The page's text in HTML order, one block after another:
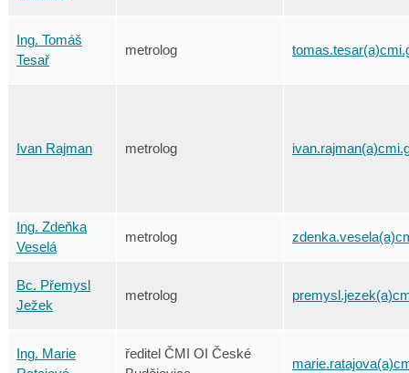
Ing. Tomáš
Tesař
metrolog
Ivan Rajman metrolog
Ing. Zdeňka
Veselá
metrolog
Bc. Přemysl
Ježek
metrolog
Ing. Marie
ředitel ČMI OI České